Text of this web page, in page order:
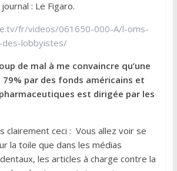
: Le Figaro.
fr/videos/061650-000-A/l-oms-
lobbyistes/
de mal à me convaincre qu’une
79% par des fonds américains et
est dirigée par les
clairement ceci : Vous allez voir se
la toile que dans les médias
les articles à charge contre la